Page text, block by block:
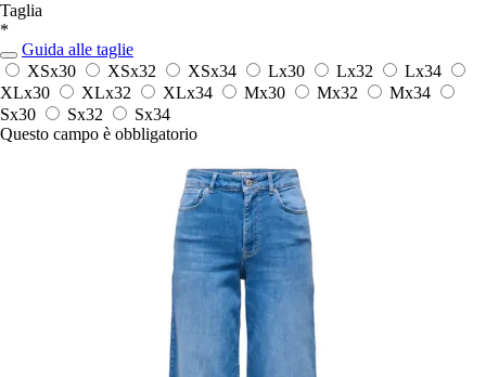
Taglia
*
Guida alle taglie
XSx30
XSx32 XSx34 Lx30 Lx32
Lx34
XLx30
XLx32 XLx34 Mx30 Mx32
Mx34
Sx30
Sx32
Sx34
Questo campo è obbligatorio